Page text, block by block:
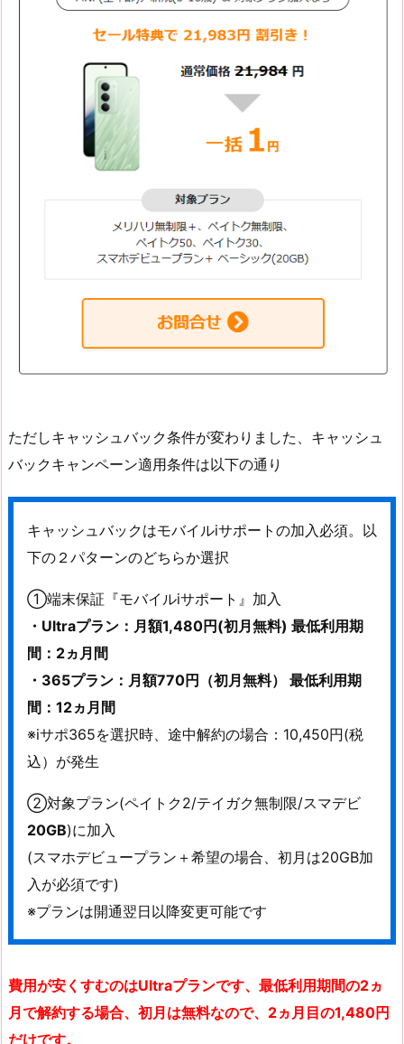
ただしキャッシュバック条件が変わりました、キャッシュ
バックキャンペーン適用条件は以下の通り
キャッシュバックはモバイルiサポートの加入必須。以
下の２パターンのどちらか選択
①端末保証『モバイルiサポート』加入
・Ultraプラン：月額1,480円(初月無料) 最低利用期
間：2ヵ月間
・365プラン：月額770円（初月無料） 最低利用期
間：12ヵ月間
※iサポ365を選択時、途中解約の場合：10,450円(税
込）が発生
②対象プラン(ペイトク2/テイガク無制限/スマデビ
20GB)に加入
(スマホデビュープラン＋希望の場合、初月は20GB加
入が必須です)
※プランは開通翌日以降変更可能です
費用が安くすむのはUltraプランです、最低利用期間の2ヵ
月で解約する場合、初月は無料なので、2ヵ月目の1,480円
だけです。